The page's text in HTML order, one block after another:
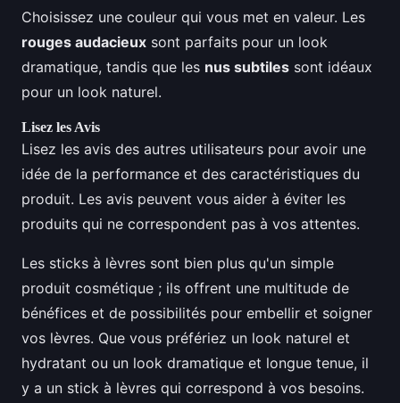
Choisissez une couleur qui vous met en valeur. Les
rouges audacieux sont parfaits pour un look
dramatique, tandis que les nus subtiles sont idéaux
pour un look naturel.
Lisez les Avis
Lisez les avis des autres utilisateurs pour avoir une
idée de la performance et des caractéristiques du
produit. Les avis peuvent vous aider à éviter les
produits qui ne correspondent pas à vos attentes.
Les sticks à lèvres sont bien plus qu'un simple
produit cosmétique ; ils offrent une multitude de
bénéfices et de possibilités pour embellir et soigner
vos lèvres. Que vous préfériez un look naturel et
hydratant ou un look dramatique et longue tenue, il
y a un stick à lèvres qui correspond à vos besoins.